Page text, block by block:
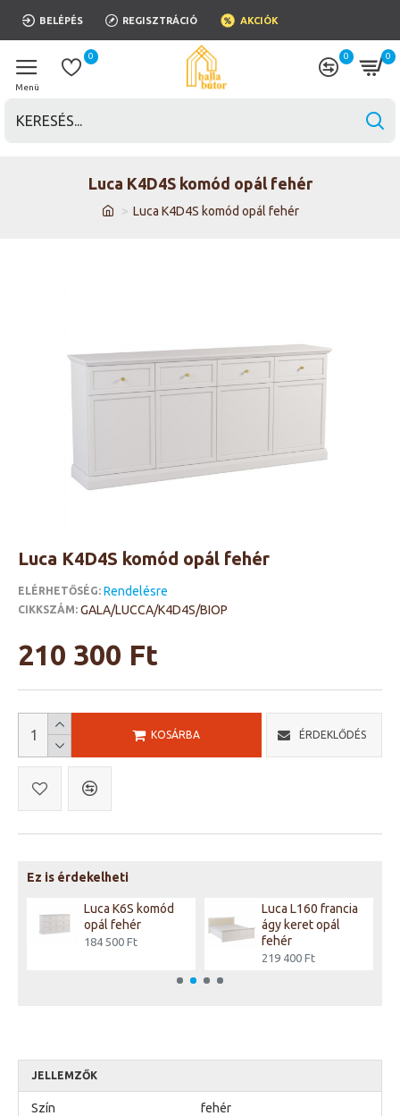
BELÉPÉS REGISZTRÁCIÓ AKCIÓK
0 0 0
Luca K4D4S komód opál fehér
Luca K4D4S komód opál fehér
Luca K4D4S komód opál fehér
ELÉRHETŐSÉG: Rendelésre
CIKKSZÁM: GALA/LUCCA/K4D4S/BIOP
210 300 Ft
KOSÁRBA ÉRDEKLŐDÉS
Ez is érdekelheti
Luca K6S komód
opál fehér
184 500 Ft
Luca L160 francia
ágy keret opál
fehér
219 400 Ft
JELLEMZŐK
Szín fehér